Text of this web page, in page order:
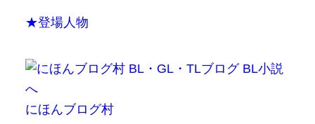
★登場人物
にほんブログ村